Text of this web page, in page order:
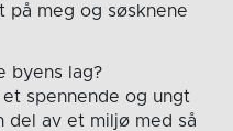
på meg og søsknene
byens lag?
spennende og ungt
av et miljø med så